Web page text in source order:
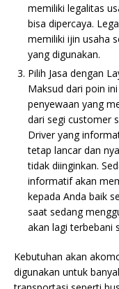
memiliki legalitas
bisa dipercaya.
memiliki ijin usaha
yang digunakan.
Pilih Jasa dengan
Maksud dari poin
penyewaan yang
dari segi customer
Driver yang
tetap lancar dan
tidak diinginkan.
informatif akan
kepada Anda baik
saat sedang
akan lagi terbebani
Kebutuhan akan
digunakan untuk